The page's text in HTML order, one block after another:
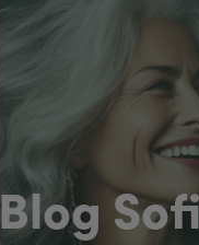
Blog